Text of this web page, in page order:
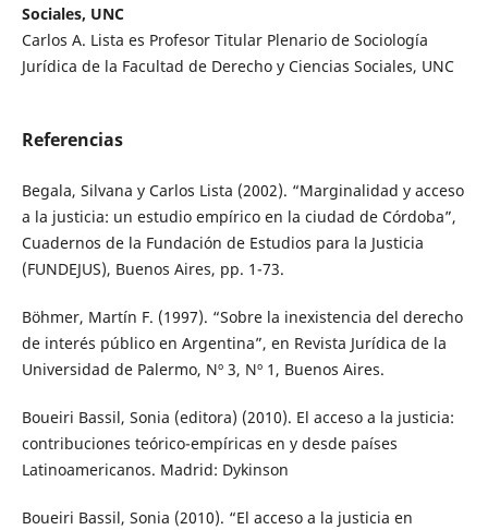
Sociales, UNC
Carlos A. Lista es Profesor Titular Plenario de Sociología
Jurídica de la Facultad de Derecho y Ciencias Sociales, UNC
Referencias
Begala, Silvana y Carlos Lista (2002). “Marginalidad y acceso
a la justicia: un estudio empírico en la ciudad de Córdoba”,
Cuadernos de la Fundación de Estudios para la Justicia
(FUNDEJUS), Buenos Aires, pp. 1-73.
Böhmer, Martín F. (1997). “Sobre la inexistencia del derecho
de interés público en Argentina”, en Revista Jurídica de la
Universidad de Palermo, Nº 3, Nº 1, Buenos Aires.
Boueiri Bassil, Sonia (editora) (2010). El acceso a la justicia:
contribuciones teórico-empíricas en y desde países
Latinoamericanos. Madrid: Dykinson
Boueiri Bassil, Sonia (2010). “El acceso a la justicia en